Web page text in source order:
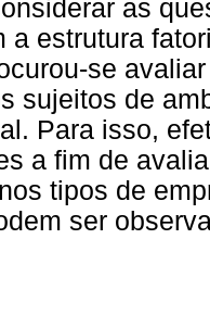
as
a estrutura
se
sujeitos de
Para isso,
a fim de
tipos de
ser